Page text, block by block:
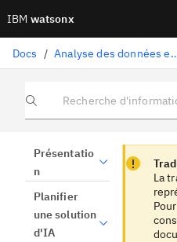
IBM watsonx
Docs / Analyse des données
Recherche d'informations
Présentatio
n
Planifier
une solution
d'IA
La